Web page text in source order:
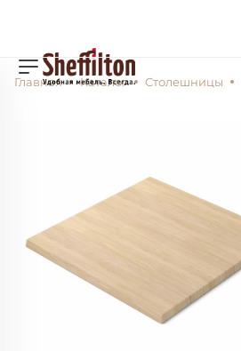
Главная Каталог Столешницы